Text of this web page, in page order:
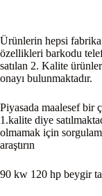
Ürünlerin hepsi
özellikleri barkodu
satılan 2. Kalite
onayı bulunmaktadır.
Piyasada maalesef bir
1.kalite diye
olmamak için
araştırın
90 kw 120 hp beygir